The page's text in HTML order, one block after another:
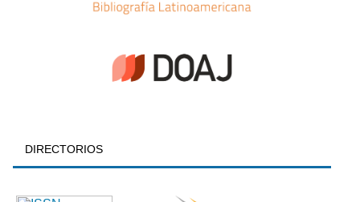
DIRECTORIOS